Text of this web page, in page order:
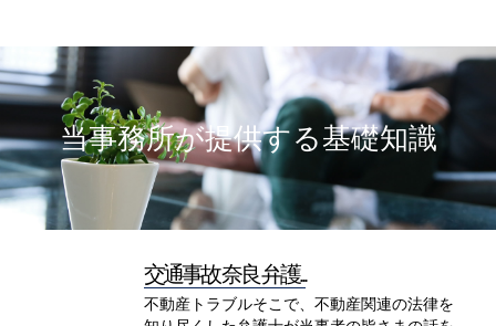
当事務所が提供する基礎知識
交通事故 奈良 弁護...
不動産トラブルそこで、不動産関連の法律を